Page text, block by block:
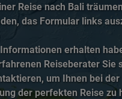
Reise nach Bali
das Formular links
erhalten
Reiseberater Sie
um Ihnen bei der
der perfekten Reise zu